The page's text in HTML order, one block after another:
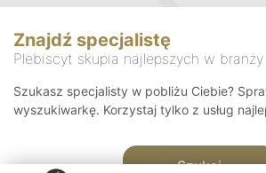
Znajdź specjalistę
Plebiscyt skupia najlepszych w branży
Szukasz specjalisty w pobliżu Ciebie?
wyszukiwarkę. Korzystaj tylko z usług
Szukaj